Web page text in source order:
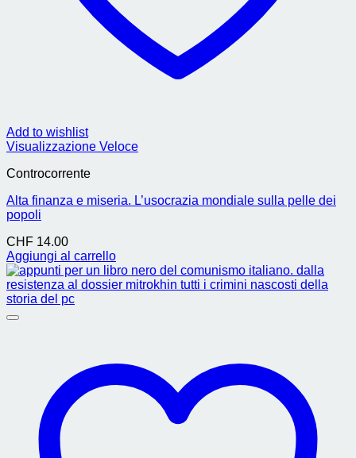
Add to wishlist
Visualizzazione Veloce
Controcorrente
Alta finanza e miseria. L’usocrazia mondiale sulla pelle dei
popoli
CHF 14.00
Aggiungi al carrello